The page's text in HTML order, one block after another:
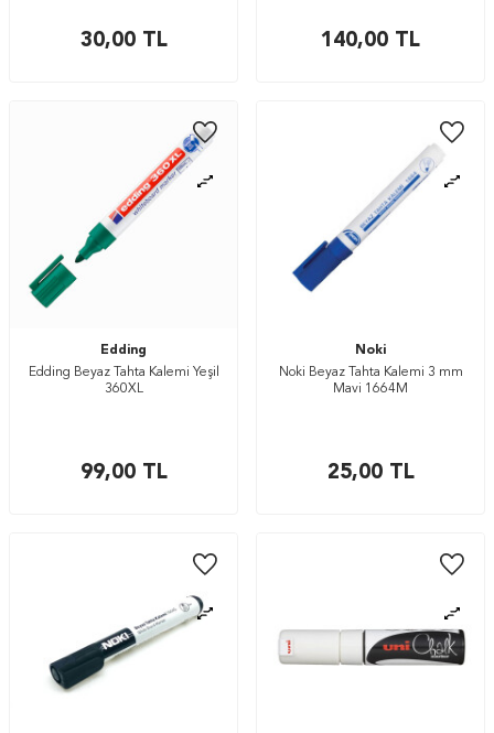
30,00TL 140,00 TL
Edding
Edding Beyaz Tahta Kalemi Yeşil
360XL
99,00TL
Noki
Noki Beyaz Tahta Kalemi 3 mm
Mavi 1664M
25,00TL